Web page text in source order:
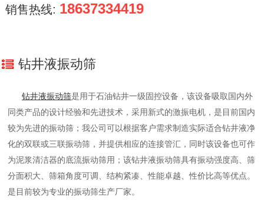
销售热线: 18637334419
钻井液振动筛
钻井液振动筛是用于石油钻井一级固控设备，该设备吸取国内外
同类产品的设计经验和先进技术，采用新式的激振电机，是目前国内
较为先进的振动筛；我公司可以根据客户需求制造实际适合钻井液净
化的双联或三联振动筛，并提供相应的连接管汇，同时该设备也可作
为泥浆清洁器的底流振动筛用；该钻井液振动筛具有振动强度高、筛
分面积大、筛箱角度可调、结构紧凑、性能卓越、性价比高等优点。
是目前较为专业的振动筛生产厂家。